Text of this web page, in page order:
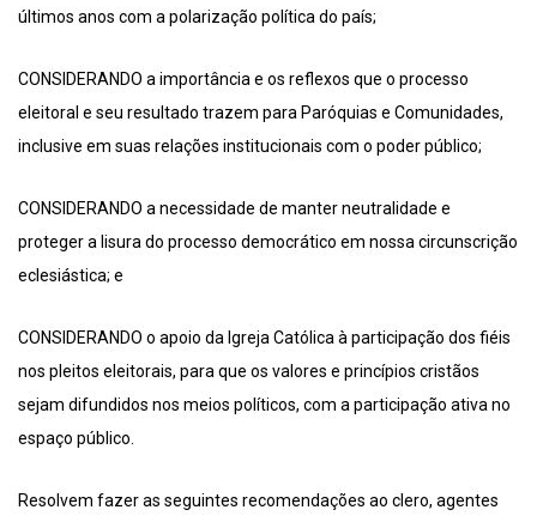
últimos anos com a polarização política do país;
CONSIDERANDO a importância e os reflexos que o processo
eleitoral e seu resultado trazem para Paróquias e Comunidades,
inclusive em suas relações institucionais com o poder público;
CONSIDERANDO a necessidade de manter neutralidade e
proteger a lisura do processo democrático em nossa circunscrição
eclesiástica; e
CONSIDERANDO o apoio da Igreja Católica à participação dos fiéis
nos pleitos eleitorais, para que os valores e princípios cristãos
sejam difundidos nos meios políticos, com a participação ativa no
espaço público.
Resolvem fazer as seguintes recomendações ao clero, agentes